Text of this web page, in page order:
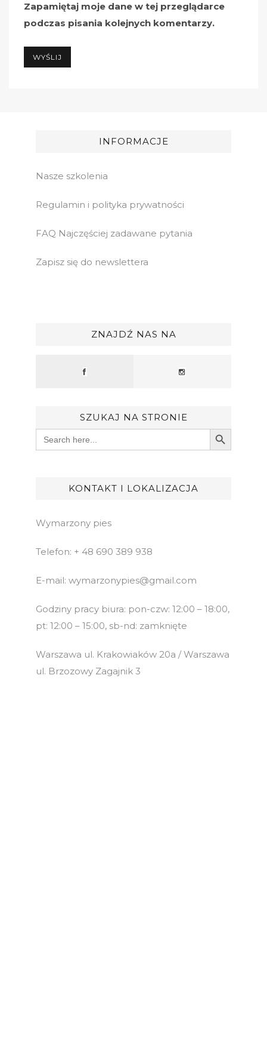
Zapamiętaj moje dane w tej przeglądarce
podczas pisania kolejnych komentarzy.
INFORMACJE
Nasze szkolenia
Regulamin i polityka prywatności
FAQ Najczęściej zadawane pytania
Zapisz się do newslettera
ZNAJDŹ NAS NA
SZUKAJ NA STRONIE
Search
for:
Search Button
KONTAKT I LOKALIZACJA
Wymarzony pies
Telefon: + 48 690 389 938
E-mail: wymarzonypies@gmail.com
Godziny pracy biura: pon-czw: 12:00 – 18:00,
pt: 12:00 – 15:00, sb-nd: zamknięte
Warszawa ul. Krakowiaków 20a / Warszawa
ul. Brzozowy Zagajnik 3